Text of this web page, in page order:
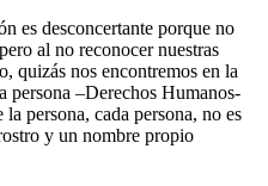
es desconcertante porque no
al no reconocer nuestras
quizás nos encontremos en la
persona –Derechos Humanos-
persona, cada persona, no es
y un nombre propio